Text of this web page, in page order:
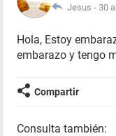
Jesus - 30
Hola, Estoy
embarazo y tengo
Compartir
Consulta también: